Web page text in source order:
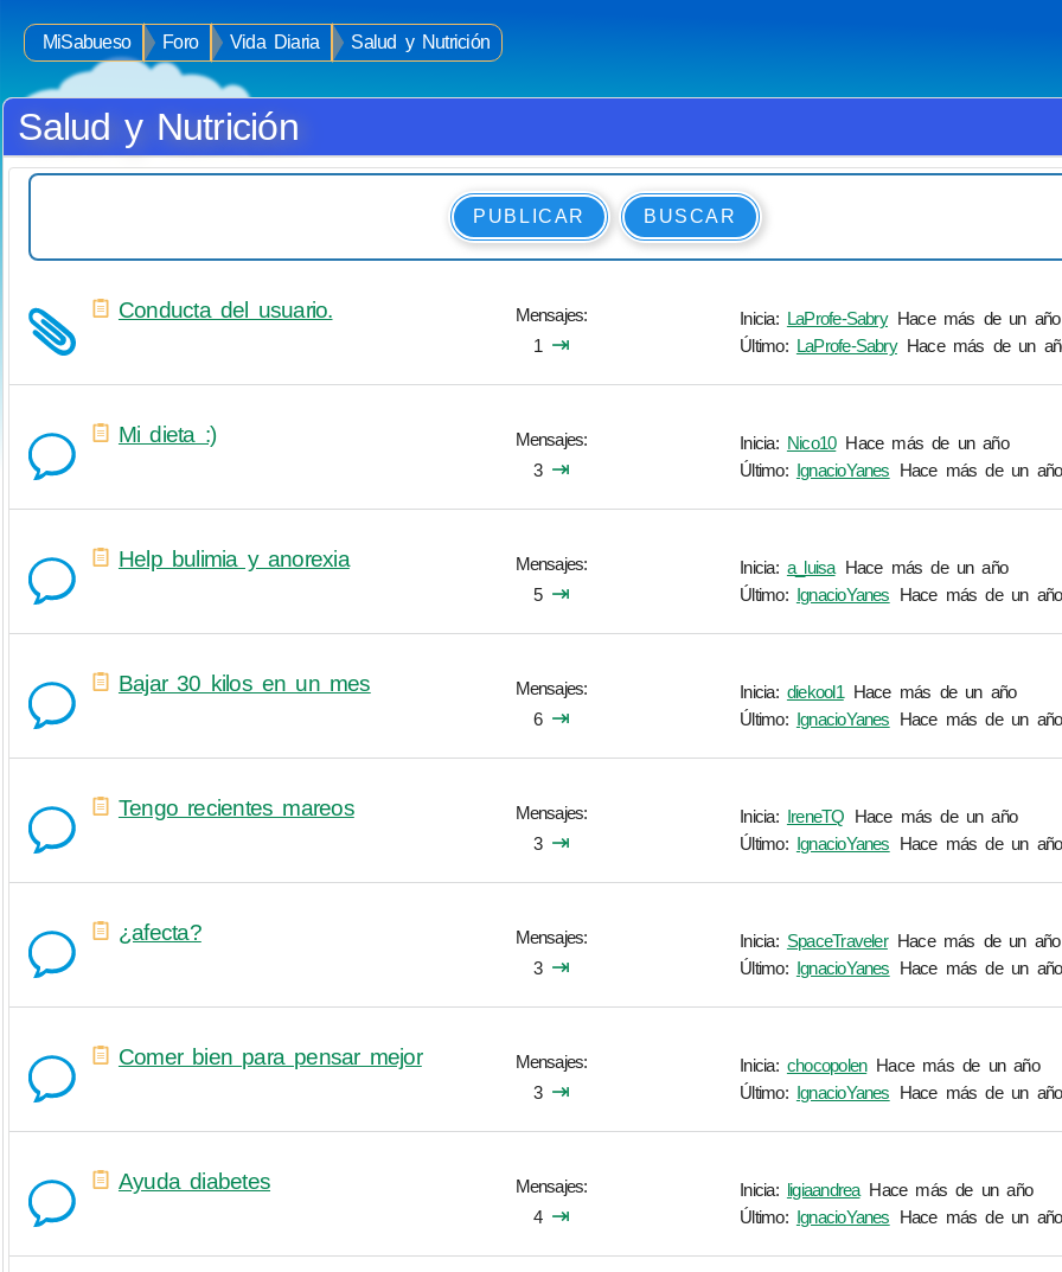
MiSabueso Foro Vida Diaria Salud y Nutrición
Salud y Nutrición
PUBLICAR BUSCAR
Conducta del usuario.
Mensajes
1 ⇥
Inicia: LaProfe-Sabry Hace más de un año
Último: LaProfe-Sabry Hace más de un
Mi dieta :)
Mensajes
3 ⇥
Inicia: Nico10 Hace más de un año
Último: IgnacioYanes Hace más de un año
Help bulimia y anorexia
Mensajes
5 ⇥
Inicia: a_luisa Hace más de un año
Último: IgnacioYanes Hace más de un año
Bajar 30 kilos en un mes
Mensajes
6 ⇥
Inicia: diekool1 Hace más de un año
Último: IgnacioYanes Hace más de un año
Tengo recientes mareos
Mensajes
3 ⇥
Inicia: IreneTQ Hace más de un año
Último: IgnacioYanes Hace más de un año
¿afecta?
Mensajes
3 ⇥
Inicia: SpaceTraveler Hace más de un año
Último: IgnacioYanes Hace más de un año
Comer bien para pensar mejor
Mensajes
3 ⇥
Inicia: chocopolen Hace más de un año
Último: IgnacioYanes Hace más de un año
Ayuda diabetes
Mensajes
4 ⇥
Inicia: ligiaandrea Hace más de un año
Último: IgnacioYanes Hace más de un año